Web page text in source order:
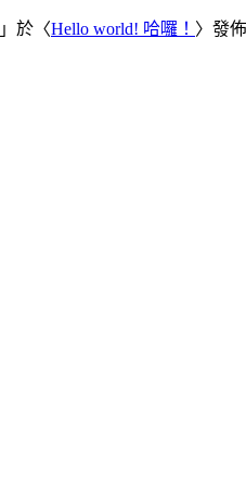
」於〈Hello world! 哈囉！ 〉發